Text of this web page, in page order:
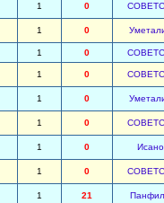
1 0
1 0
1 0
1 0
1 0
1 0
1 0
1 0
1 21